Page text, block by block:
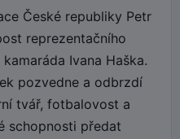
České republiky Petr
reprezentačního
Ivana Haška.
pozvedne a odbrzdí
tvář, fotbalovost a
schopnosti předat